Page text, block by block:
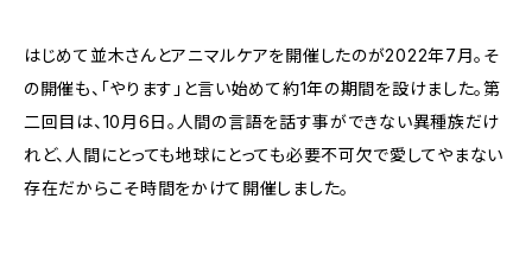
はじめて並木さんとアニマルケアを開催したのが2022年7月。そ
の開催も、「やります」と言い始めて約1年の期間を設けました。第
二回目は、10月6日。人間の言語を話す事ができない異種族だけ
れど、人間にとっても地球にとっても必要不可欠で愛してやまない
存在だからこそ時間をかけて開催しました。